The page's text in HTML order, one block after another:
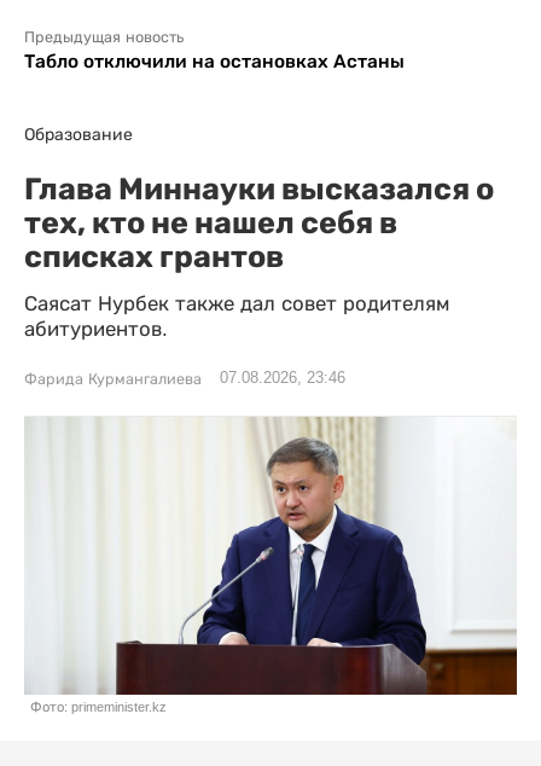
Предыдущая новость
Табло отключили на остановках Астаны
Образование
Глава Миннауки высказался о
тех, кто не нашел себя в
списках грантов
Саясат Нурбек также дал совет родителям
абитуриентов.
Фарида Курмангалиева 07.08.2026, 23:46
Фото: primeminister.kz